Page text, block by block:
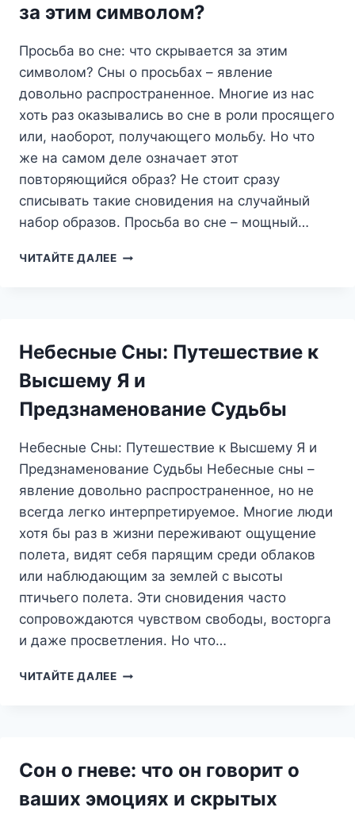
за этим символом?
Просьба во сне: что скрывается за этим
символом? Сны о просьбах – явление
довольно распространенное. Многие из нас
хоть раз оказывались во сне в роли просящего
или, наоборот, получающего мольбу. Но что
же на самом деле означает этот
повторяющийся образ? Не стоит сразу
списывать такие сновидения на случайный
набор образов. Просьба во сне – мощный…
ЧИТАЙТЕ ДАЛЕЕПРОСЬБА
ЭТИМ
СИМВОЛОМ?
Небесные Сны: Путешествие к
Высшему Я и
Предзнаменование Судьбы
Небесные Сны: Путешествие к Высшему Я и
Предзнаменование Судьбы Небесные сны –
явление довольно распространенное, но не
всегда легко интерпретируемое. Многие люди
хотя бы раз в жизни переживают ощущение
полета, видят себя парящим среди облаков
или наблюдающим за землей с высоты
птичьего полета. Эти сновидения часто
сопровождаются чувством свободы, восторга
и даже просветления. Но что…
ЧИТАЙТЕ ДАЛЕЕНЕБЕСНЫЕ
И
СУДЬБЫ
Сон о гневе: что он говорит о
ваших эмоциях и скрытых